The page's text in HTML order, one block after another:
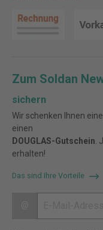
Zum Soldan
sichern
Wir schenken Ihnen
einen
DOUGLAS-Gutschein
erhalten!
Das sind Ihre Vorteile